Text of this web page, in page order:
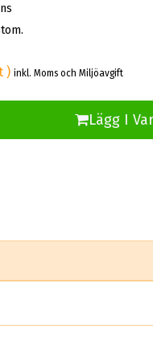
)inkl. Moms och Miljöavgift
Lägg I